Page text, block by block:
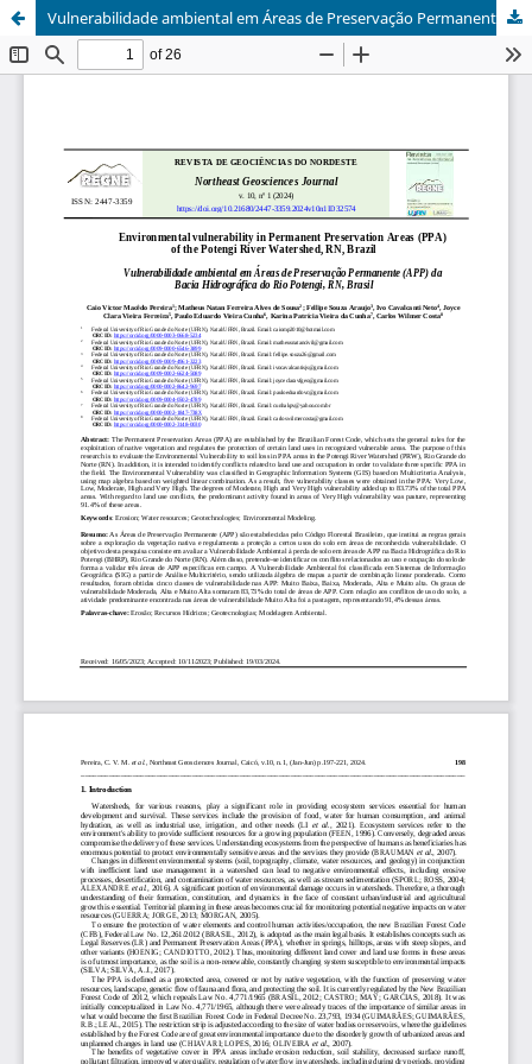
Vulnerabilidade ambiental em Áreas de Preservação Permanente (APP) da Bacia Hidrográfica do Rio Potengi, RN, Brasil